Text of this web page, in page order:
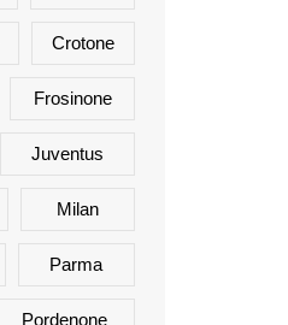
Crotone
Frosinone
Juventus
Milan
Parma
Pordenone